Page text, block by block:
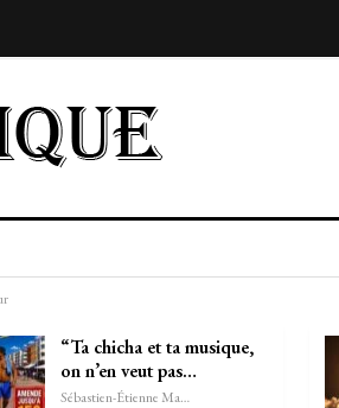
“Ta chicha et ta musique,
on n’en veut pas…
Sébastien-Étienne Marechal